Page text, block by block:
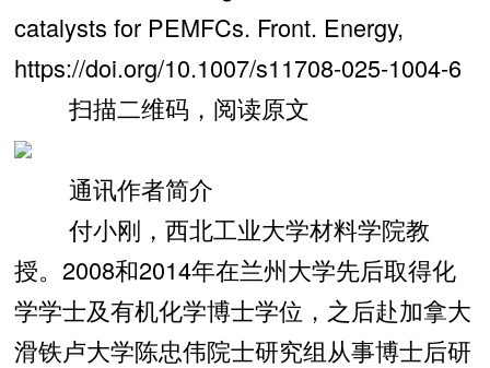
catalysts for PEMFCs. Front. Energy,
https://doi.org/10.1007/s11708-025-1004-6
扫描二维码，阅读原文
通讯作者简介
付小刚，西北工业大学材料学院教
授。2008和2014年在兰州大学先后取得化
学学士及有机化学博士学位，之后赴加拿大
滑铁卢大学陈忠伟院士研究组从事博士后研